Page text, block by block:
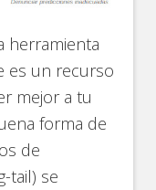
herramienta
es un recurso
mejor a tu
forma de
de
tail) se